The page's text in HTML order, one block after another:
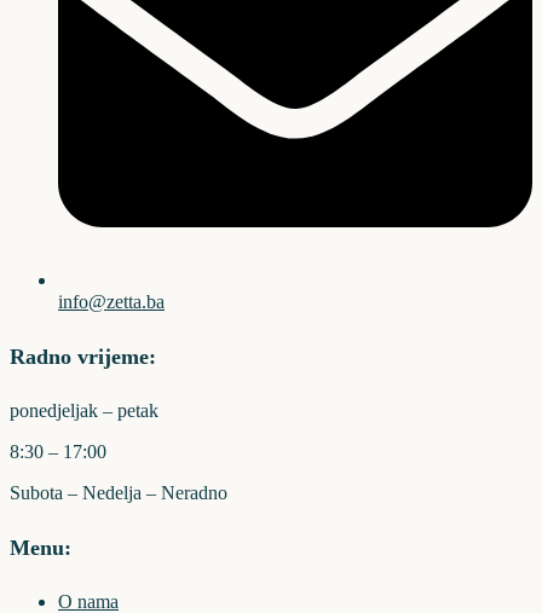
info@zetta.ba
Radno vrijeme:
ponedjeljak – petak
8:30 – 17:00
Subota – Nedelja – Neradno
Menu:
O nama